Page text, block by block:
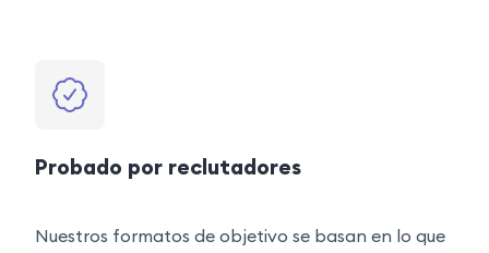
Probado por reclutadores
Nuestros formatos de objetivo se basan en lo que